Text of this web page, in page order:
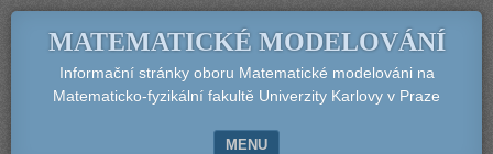
MATEMATICKÉ MODELOVÁNÍ
Informační stránky oboru Matematické modelováni na
Matematicko-fyzikální fakultě Univerzity Karlovy v Praze
MENU